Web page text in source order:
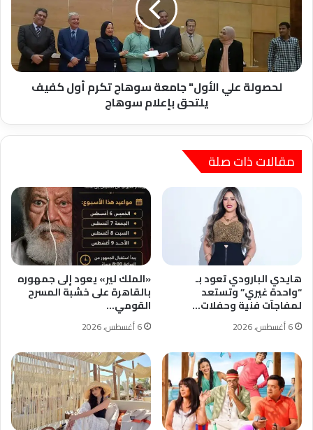
سوهاج
تكرم
أول
كفيف
يلتحق
بإعلاملحصولة علي الأول" جامعة سوهاج تكرم أول كفيف
يلتحق بإعلام سوهاج
مقالات ذات صلة
هايدي البارودي تعود بـ
“واحدة غيري” وتستعد
لمفاجآت فنية وحفلات…
6 أغسطس، 2026
«الملك لير» يعود إلى جمهوره
بالقاهرة على خشبة المسرح
القومي…
6 أغسطس، 2026